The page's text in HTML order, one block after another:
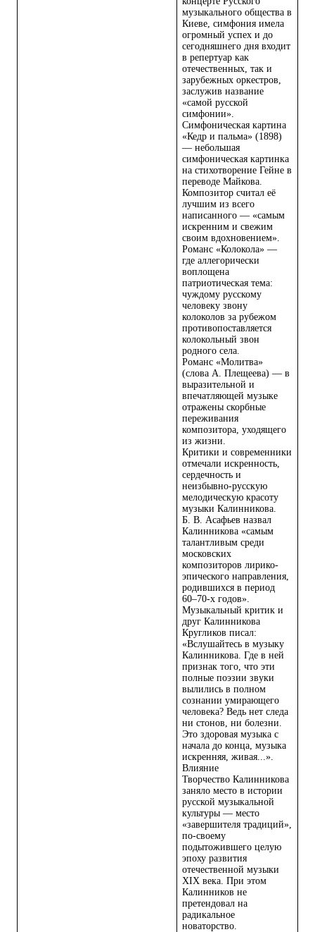
музыкального общества в
Киеве, симфония имела
огромный успех и до
сегодняшнего дня входит
в репертуар как
отечественных, так и
зарубежных оркестров,
заслужив название
«самой русской
симфонии».
Симфоническая картина
«Кедр и пальма» (1898)
— небольшая
симфоническая картинка
на стихотворение Гейне в
переводе Майкова.
Композитор считал её
лучшим из всего
написанного — «самым
искренним и свежим
своим вдохновением».
Романс «Колокола» —
где аллегорически
воплощена
патриотическая тема:
чуждому русскому
человеку звону
колоколов за рубежом
противопоставляется
колокольный звон
родного села.
Романс «Молитва»
(слова А. Плещеева) — в
выразительной и
впечатляющей музыке
отражены скорбные
переживания
композитора, уходящего
из жизни.
Критики и современники
отмечали искренность,
сердечность и
неизбывно-русскую
мелодическую красоту
музыки Калинникова.
Б. В. Асафьев назвал
Калинникова «самым
талантливым среди
московских
композиторов лирико-
эпического направления,
родившихся в период
60–70-х годов».
Музыкальный критик и
друг Калинникова
Кругликов писал:
«Вслушайтесь в музыку
Калинникова. Где в ней
признак того, что эти
полные поэзии звуки
вылились в полном
сознании умирающего
человека? Ведь нет следа
ни стонов, ни болезни.
Это здоровая музыка с
начала до конца, музыка
искренняя, живая...».
Влияние
Творчество Калинникова
заняло место в истории
русской музыкальной
культуры — место
«завершителя традиций»,
по-своему
подытожившего целую
эпоху развития
отечественной музыки
XIX века. При этом
Калинников не
претендовал на
радикальное
новаторство.